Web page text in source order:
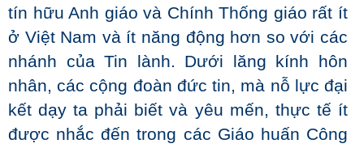
tín hữu Anh giáo và Chính Thống giáo rất ít
ở Việt Nam và ít năng động hơn so với các
nhánh của Tin lành. Dưới lăng kính hôn
nhân, các cộng đoàn đức tin, mà nỗ lực đại
kết dạy ta phải biết và yêu mến, thực tế ít
được nhắc đến trong các Giáo huấn Công